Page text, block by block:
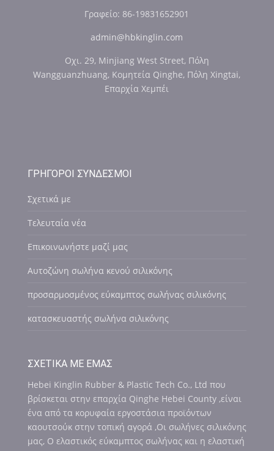
Γραφείο: 86-19831652901
admin@hbkinglin.com
Οχι. 29, Minjiang West Street, Πόλη
Wangguanzhuang, Κομητεία Qinghe, Πόλη Xingtai,
Επαρχία Χεμπέι
ΓΡΉΓΟΡΟΙ ΣΎΝΔΕΣΜΟΙ
Σχετικά με
Τελευταία νέα
Επικοινωνήστε μαζί μας
Αυτοζώνη σωλήνα κενού σιλικόνης
προσαρμοσμένος εύκαμπτος σωλήνας σιλικόνης
κατασκευαστής σωλήνα σιλικόνης
ΣΧΕΤΙΚΆ ΜΕ ΕΜΆΣ
Hebei Kinglin Rubber & Plastic Tech Co., Ltd που
βρίσκεται στην επαρχία Qinghe Hebei County ,είναι
ένα από τα κορυφαία εργοστάσια προϊόντων
καουτσούκ στην τοπική αγορά ,Οι σωλήνες σιλικόνης
μας, Ο ελαστικός εύκαμπτος σωλήνας και η ελαστική